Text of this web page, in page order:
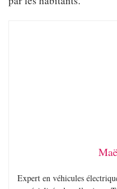
Expert en véhicules